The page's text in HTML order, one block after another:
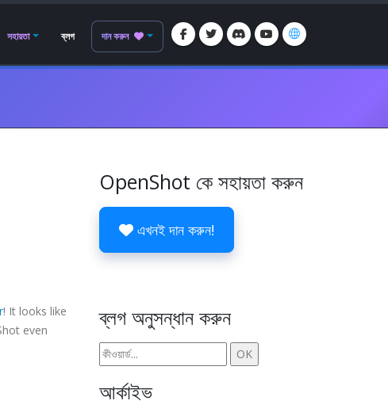
সহায়তা ব্লগ দান করুন
! It looks like
even
OpenShot কে সহায়তা করুন
এখনই দান করুন!
ব্লগ অনুসন্ধান করুন
আর্কাইভ